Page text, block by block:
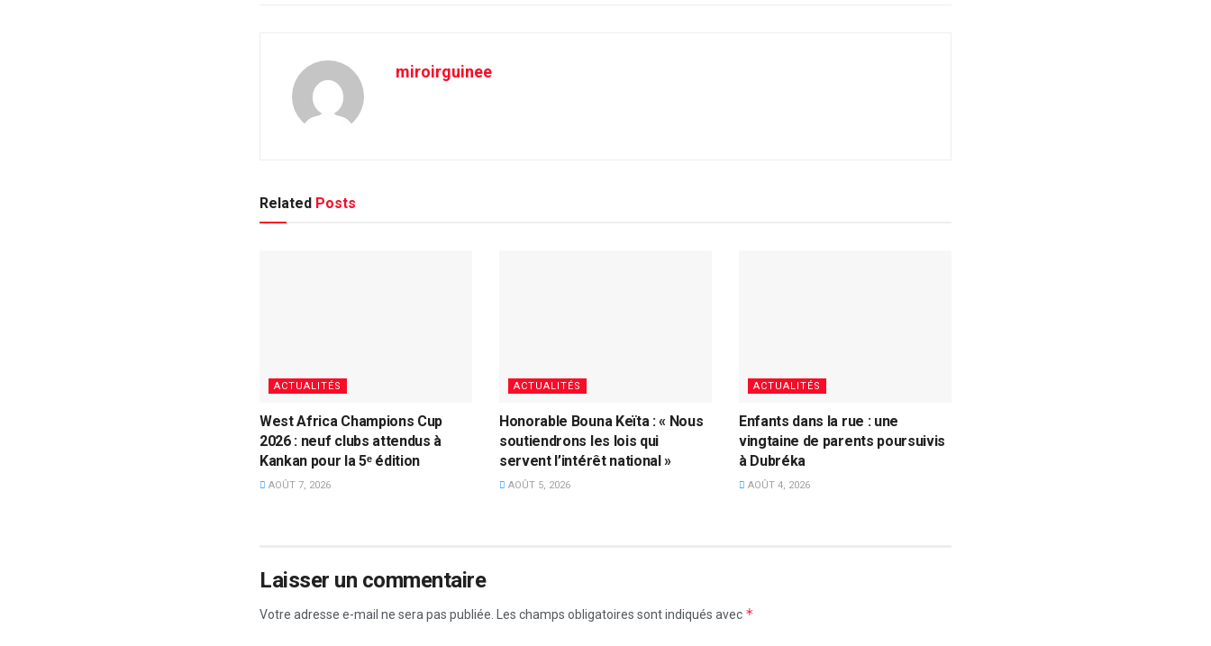
miroirguinee
Related Posts
ACTUALITÉS
West Africa Champions Cup
2026 : neuf clubs attendus à
Kankan pour la 5ᵉ édition
AOÛT 7, 2026
ACTUALITÉS
Honorable Bouna Keïta : « Nous
soutiendrons les lois qui
servent l’intérêt national »
AOÛT 5, 2026
ACTUALITÉS
Enfants dans la rue : une
vingtaine de parents poursuivis
à Dubréka
AOÛT 4, 2026
Laisser un commentaire
Votre adresse e-mail ne sera pas publiée. Les champs obligatoires sont indiqués avec *